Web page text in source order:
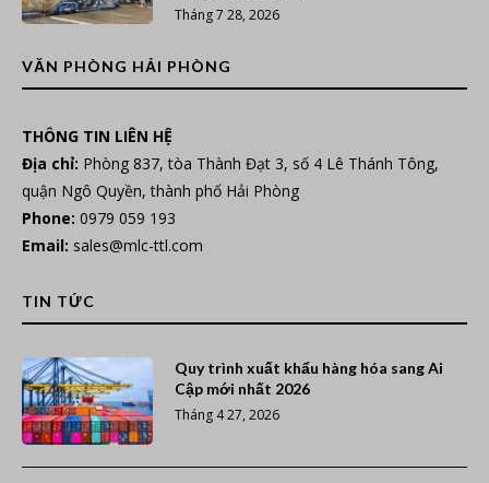
Tháng 7 28, 2026
VĂN PHÒNG HẢI PHÒNG
THÔNG TIN LIÊN HỆ
Địa chỉ: Phòng 837, tòa Thành Đạt 3, số 4 Lê Thánh Tông,
quận Ngô Quyền, thành phố Hải Phòng
Phone: 0979 059 193
Email: sales@mlc-ttl.com
TIN TỨC
Quy trình xuất khẩu hàng hóa sang Ai
Cập mới nhất 2026
Tháng 4 27, 2026